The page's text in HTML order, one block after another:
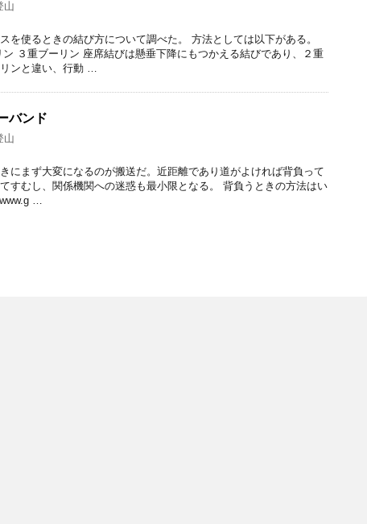
山
を使るときの結び方について調べた。 方法としては以下がある。
３重ブーリン 座席結びは懸垂下降にもつかえる結びであり、２重
ンと違い、行動 …
バンド
山
にまず大変になるのが搬送だ。近距離であり道がよければ背負って
すむし、関係機関への迷惑も最小限となる。 背負うときの方法はい
…